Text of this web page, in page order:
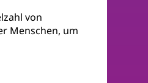
von
Menschen, um